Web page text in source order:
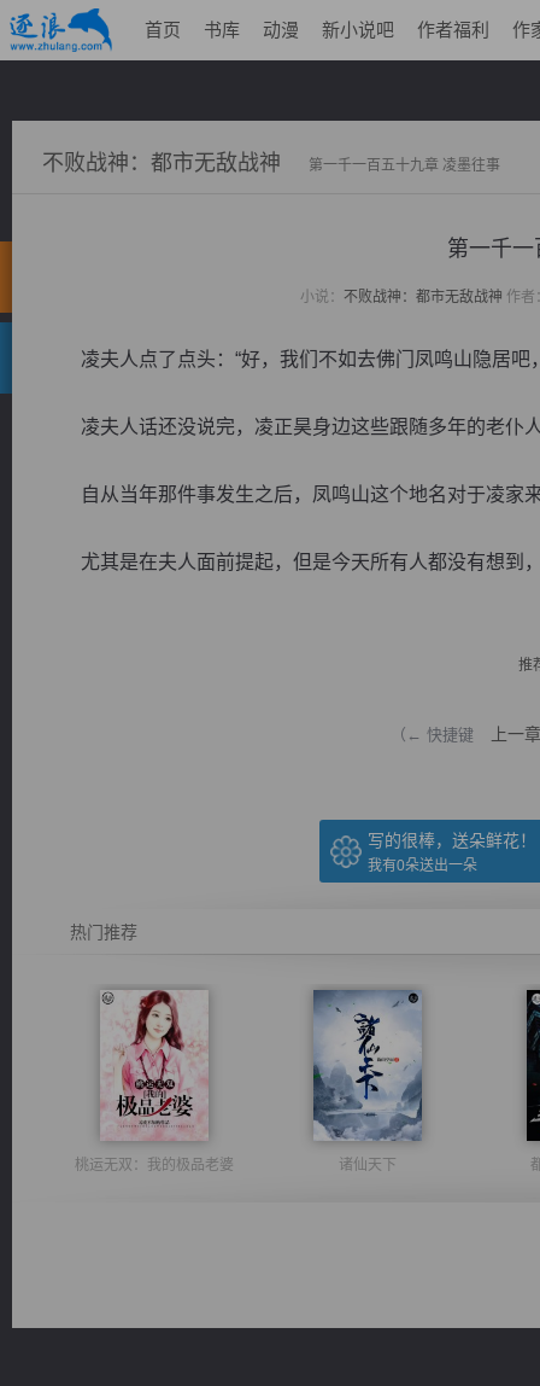
首页 书库 动漫 新小说吧 作者福利 作
不败战神：都市无敌战神 第一千一百五十九章 凌墨往事
第一千
小说： 不败战神：都市无敌战神 作者
凌夫人点了点头：“好，我们不如去佛门凤鸣山隐居
凌夫人话还没说完，凌正昊身边这些跟随多年的老仆
自从当年那件事发生之后，凤鸣山这个地名对于凌家
尤其是在夫人面前提起，但是今天所有人都没有想到
推
（← 快捷键 上一章
写的很棒，送朵鲜花！
我有0朵送出一朵
热门推荐
桃运无双：我的极品老婆 诸仙天下